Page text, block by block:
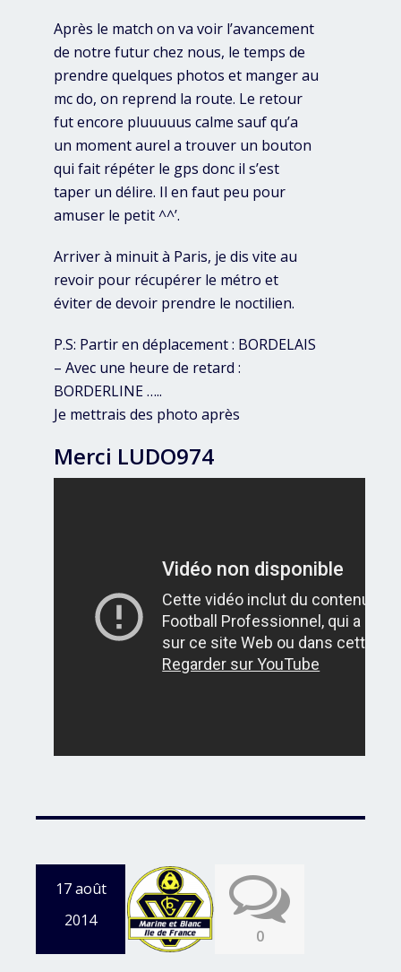
Après le match on va voir l’avancement
de notre futur chez nous, le temps de
prendre quelques photos et manger au
mc do, on reprend la route. Le retour
fut encore pluuuuus calme sauf qu’a
un moment aurel a trouver un bouton
qui fait répéter le gps donc il s’est
taper un délire. Il en faut peu pour
amuser le petit ^^’.
Arriver à minuit à Paris, je dis vite au
revoir pour récupérer le métro et
éviter de devoir prendre le noctilien.
P.S: Partir en déplacement : BORDELAIS
– Avec une heure de retard :
BORDERLINE …..
Je mettrais des photo après
Merci LUDO974
17 août
2014
0